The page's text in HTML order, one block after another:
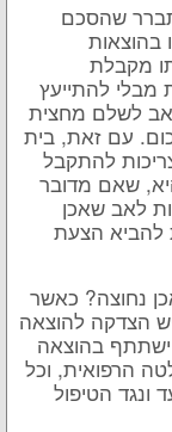
שהסכם
בהוצאות
מקבלת
מבלי להתייעץ
לשלם מחצית
עם זאת, בית
להתקבל
שאם מדובר
לאב שאכן
להביא הצעת
נחוצה? כאשר
הצדקה להוצאה
ישתתף בהוצאה
הרפואית, וכל
ונגד הטיפול